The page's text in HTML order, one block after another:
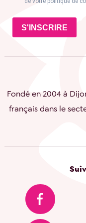
S'INSCRIRE
Fondé en 2004 à
français dans le